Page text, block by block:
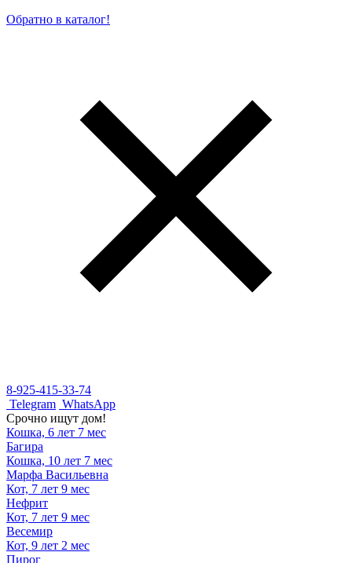
Обратно в каталог!
8-925-415-33-74
Telegram WhatsApp
Срочно ищут дом!
Кошка, 6 лет 7 мес
Багира
Кошка, 10 лет 7 мес
Марфа Васильевна
Кот, 7 лет 9 мес
Нефрит
Кот, 7 лет 9 мес
Весемир
Кот, 9 лет 2 мес
Пирог